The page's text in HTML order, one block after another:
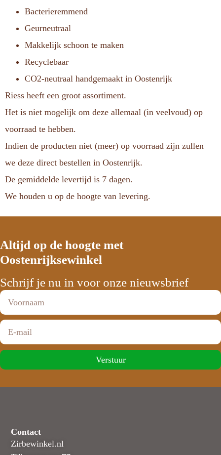
Bacterieremmend
Geurneutraal
Makkelijk schoon te maken
Recyclebaar
CO2-neutraal handgemaakt in Oostenrijk
Riess heeft een groot assortiment.
Het is niet mogelijk om deze allemaal (in veelvoud) op
voorraad te hebben.
Indien de producten niet (meer) op voorraad zijn zullen
we deze direct bestellen in Oostenrijk.
De gemiddelde levertijd is 7 dagen.
We houden u op de hoogte van levering.
Altijd op de hoogte met
Oostenrijksewinkel
Schrijf je nu in voor onze nieuwsbrief
Verstuur
Contact
Zirbewinkel.nl